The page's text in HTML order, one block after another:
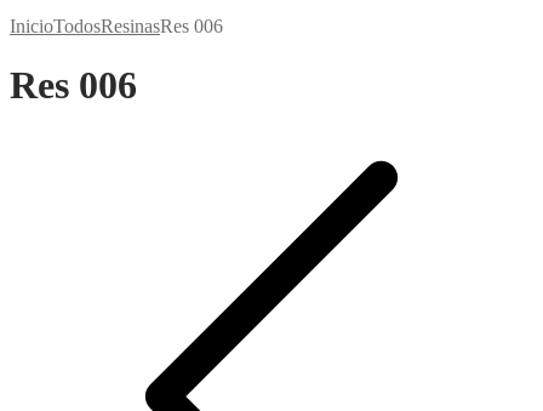
InicioTodosResinasRes 006
Res 006